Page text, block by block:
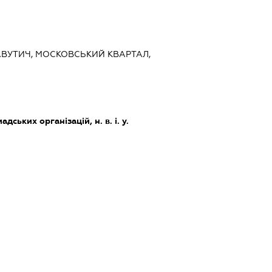
МОСКОВСЬКИЙ КВАРТАЛ,
організацій, н. в. і. у.